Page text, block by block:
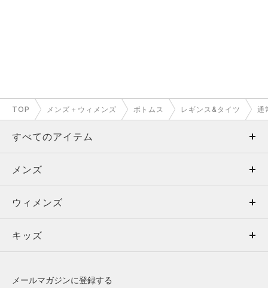
TOP メンズ＋ウィメンズ ボトムス レギンス&タイツ 通
すべてのアイテム
メンズ
ウィメンズ
キッズ
メンズ
トップス
ボトムス
ウィメンズ
トップス
キッズ
メールマガジンに登録する